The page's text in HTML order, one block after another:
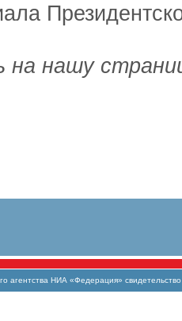
на нашу
агентства НИА «Федерация»